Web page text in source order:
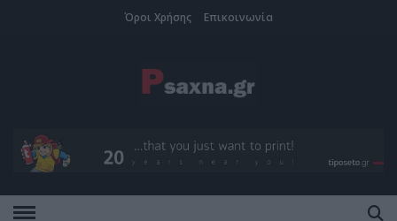
Όροι Χρήσης Επικοινωνία